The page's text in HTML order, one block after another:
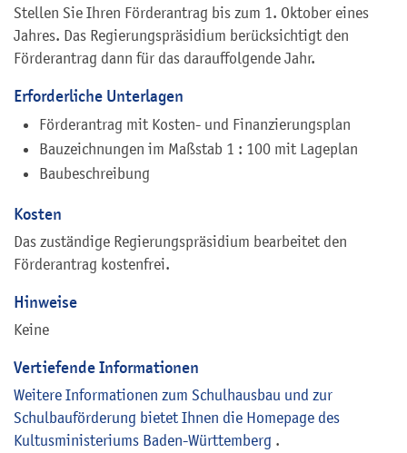
Stellen Sie Ihren Förderantrag bis zum 1. Oktober eines
Jahres. Das Regierungspräsidium berücksichtigt den
Förderantrag dann für das darauffolgende Jahr.
Erforderliche Unterlagen
Förderantrag mit Kosten- und Finanzierungsplan
Bauzeichnungen im Maßstab 1 : 100 mit Lageplan
Baubeschreibung
Kosten
Das zuständige Regierungspräsidium bearbeitet den
Förderantrag kostenfrei.
Hinweise
Keine
Vertiefende Informationen
Weitere Informationen zum Schulhausbau und zur
Schulbauförderung bietet Ihnen die Homepage des
Kultusministeriums Baden-Württemberg .